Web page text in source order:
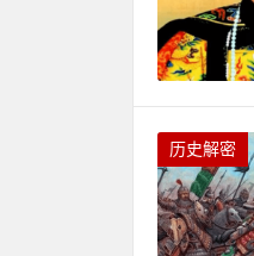
历史解密